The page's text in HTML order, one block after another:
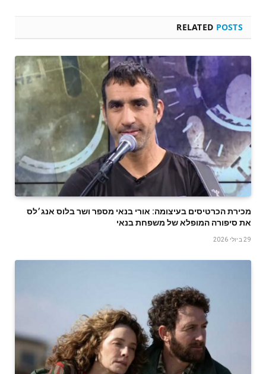
RELATED POSTS
‬את‭ ‬סיפורה‭ ‬המופלא‭ ‬של‭ ‬משפחת‭ ‬בנאי
29 ביולי 2026